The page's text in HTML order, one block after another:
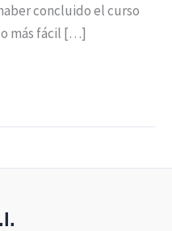
concluido el curso
más fácil […]